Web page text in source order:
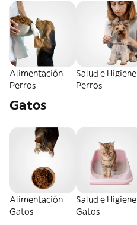
Alimentación
Perros
Salud e Higiene
Perros
Gatos
Alimentación
Gatos
Salud e Higiene
Gatos